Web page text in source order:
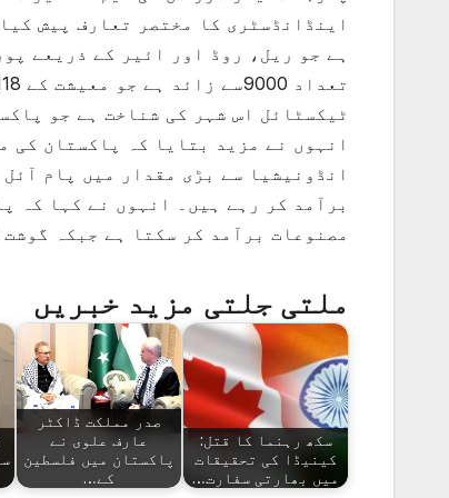
اینڈانڈسٹری کا مختصر تعارف پیش
ہے جو ریل، روڈ اور ائیر کے ذریعے
انڈونیشیا سے بڑی مقدار میں پام
مصنوعات برآمد کر سکتا ہے جبکہ
ملتی جلتی مزید خبریں
سکھ رہنما کا قتل:
کینیڈا کی تحقیقات
میں بھارتی سفارت…
صدر مملکت ڈاکٹر
عارف علوی نے
پاکستان میں فلسطین
کے…